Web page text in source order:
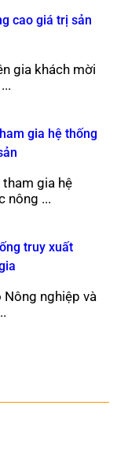
cao giá trị sản
gia khách mời
gia hệ thống
gia hệ
nông ...
truy xuất
Nông nghiệp và